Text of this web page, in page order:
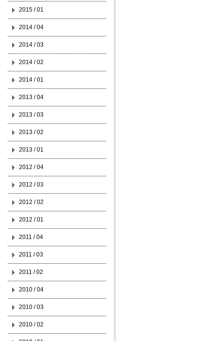
2015 / 01
2014 / 04
2014 / 03
2014 / 02
2014 / 01
2013 / 04
2013 / 03
2013 / 02
2013 / 01
2012 / 04
2012 / 03
2012 / 02
2012 / 01
2011 / 04
2011 / 03
2011 / 02
2010 / 04
2010 / 03
2010 / 02